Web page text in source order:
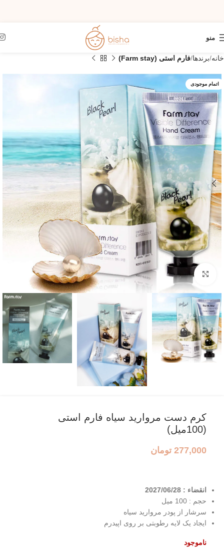
منو
خانه برندها فارم استی (Farm stay)
اتمام موجودی
بزرگنمایی تصویر
کرم دست مروارید سیاه فارم استی
(100میل)
277,000 تومان
انقضاء : 2027/06/28
حجم : 100 میل
سرشار از پودر مروارید سیاه
ایجاد یک لایه رطوبتی بر روی اپیدرم
ناموجود